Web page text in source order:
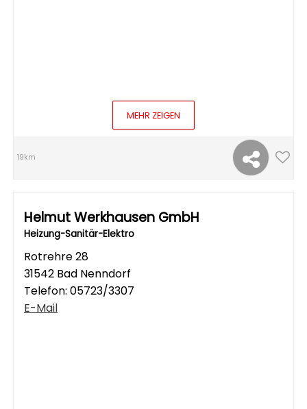
MEHR ZEIGEN
19km
Helmut Werkhausen GmbH
Heizung-Sanitär-Elektro
Rotrehre 28
31542 Bad Nenndorf
Telefon: 05723/3307
E-Mail